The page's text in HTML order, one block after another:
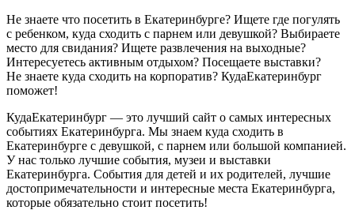
Не знаете что посетить в Екатеринбурге? Ищете где погулять
с ребенком, куда сходить с парнем или девушкой? Выбираете
место для свидания? Ищете развлечения на выходные?
Интересуетесь активным отдыхом? Посещаете выставки?
Не знаете куда сходить на корпоратив? КудаЕкатеринбург
поможет!
КудаЕкатеринбург — это лучший сайт о самых интересных
событиях Екатеринбурга. Мы знаем куда сходить в
Екатеринбурге с девушкой, с парнем или большой компанией.
У нас только лучшие события, музеи и выставки
Екатеринбурга. События для детей и их родителей, лучшие
достопримечательности и интересные места Екатеринбурга,
которые обязательно стоит посетить!